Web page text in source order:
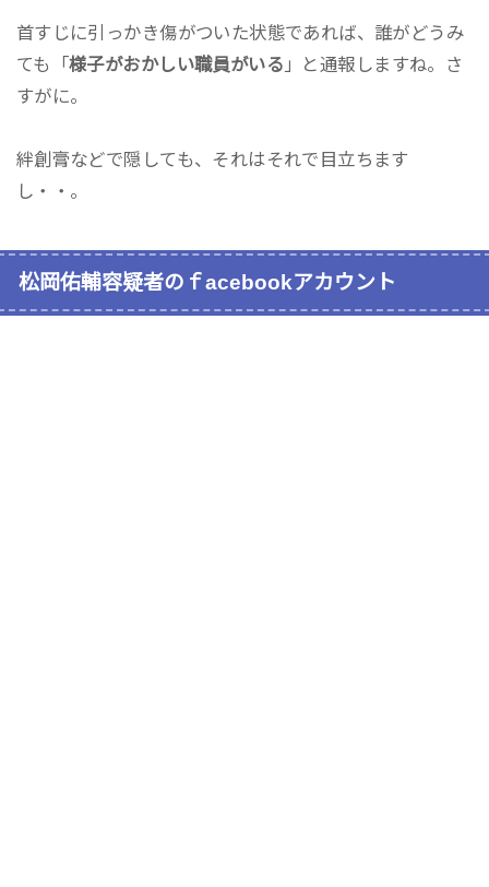
首すじに引っかき傷がついた状態であれば、誰がどうみ
ても「様子がおかしい職員がいる 」と通報しますね。さ
すがに。
絆創膏などで隠しても、それはそれで目立ちます
し・・。
松岡佑輔容疑者のｆacebookアカウント